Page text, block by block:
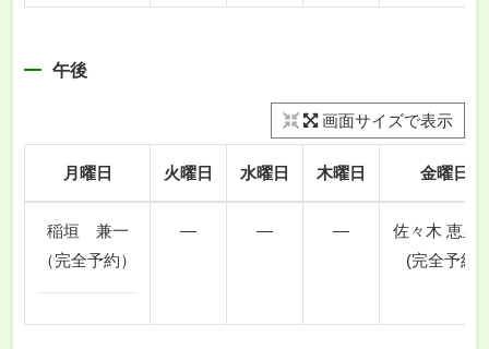
午後
画面サイズで表示
月曜日 火曜日 水曜日 木曜日 金曜日
稲垣 兼一
（完全予約）
― ― ―
佐々木 恵里
(完全予約)